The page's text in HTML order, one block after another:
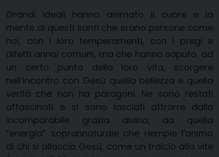
Grandi ideali hanno animato il cuore e la
mente di questi santi che erano persone come
noi, con i loro temperamenti, con i pregi e
difetti annoi comuni, ma che hanno saputo, ad
un certo punto della loro vita, scorgere
nell’incontro con Gesù quella bellezza e quella
verità che non ha paragoni. Ne sono restati
affascinati e si sono lasciati attrarre dalla
incomparabile grazia divina, da quella
“energia” soprannaturale che riempie l’animo
di chi si allaccia Gesù, come un tralcio alla vite